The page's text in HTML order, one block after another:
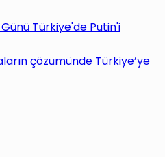
Türkiye'de Putin'i
çözümünde Türkiye’ye